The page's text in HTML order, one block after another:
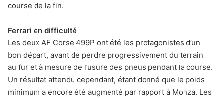
course de la fin.
Ferrari en difficulté
Les deux AF Corse 499P ont été les protagonistes d’un
bon départ, avant de perdre progressivement du terrain
au fur et à mesure de l’usure des pneus pendant la course.
Un résultat attendu cependant, étant donné que le poids
minimum a encore été augmenté par rapport à Monza. Les